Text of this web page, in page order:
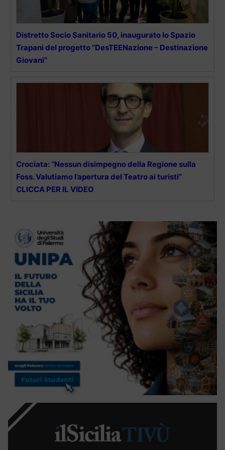
Distretto Socio Sanitario 50, inaugurato lo Spazio
Trapani del progetto “DesTEENazione – Destinazione
Giovani”
Crociata: “Nessun disimpegno della Regione sulla
Foss. Valutiamo l’apertura del Teatro ai turisti”
CLICCA PER IL VIDEO